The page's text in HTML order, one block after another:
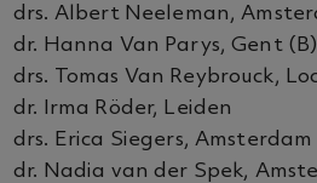
drs. Albert Neeleman,
dr. Hanna Van Parys, Gent (B)
drs. Tomas Van Reybrouck,
dr. Irma Röder, Leiden
drs. Erica Siegers, Amsterdam
dr. Nadia van der Spek,